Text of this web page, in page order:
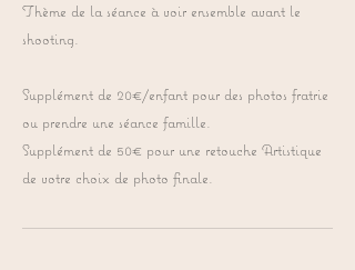
Thème de la séance à voir ensemble avant le
shooting.
Supplément de 20€/enfant pour des photos fratrie
ou prendre une séance famille.
Supplément de 50€ pour une retouche Artistique
de votre choix de photo finale.